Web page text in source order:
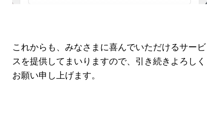
これからも、みなさまに喜んでいただけるサービ
スを提供してまいりますので、引き続きよろしく
お願い申し上げます。